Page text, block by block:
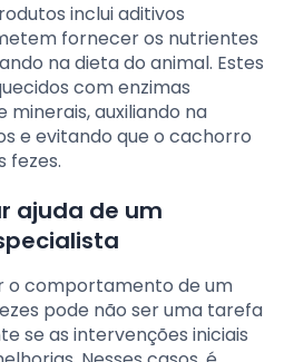
inclui aditivos
fornecer os nutrientes
na dieta do animal. Estes
com enzimas
minerais, auxiliando na
e evitando que o cachorro
fezes.
ajuda de um
o comportamento de um
pode não ser uma tarefa
se as intervenções iniciais